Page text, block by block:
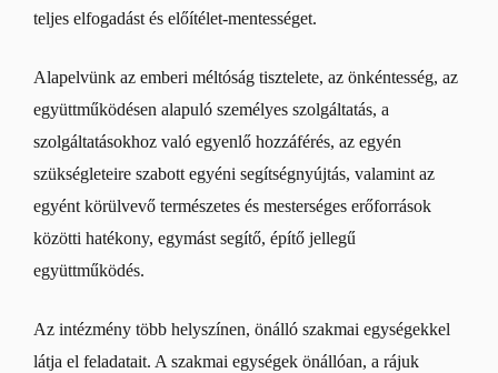
teljes elfogadást és előítélet-mentességet.
Alapelvünk az emberi méltóság tisztelete, az önkéntesség, az
együttműködésen alapuló személyes szolgáltatás, a
szolgáltatásokhoz való egyenlő hozzáférés, az egyén
szükségleteire szabott egyéni segítségnyújtás, valamint az
egyént körülvevő természetes és mesterséges erőforrások
közötti hatékony, egymást segítő, építő jellegű
együttműködés.
Az intézmény több helyszínen, önálló szakmai egységekkel
látja el feladatait. A szakmai egységek önállóan, a rájuk